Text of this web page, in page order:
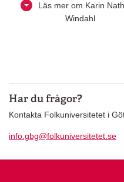
Windahl
Har du frågor?
Kontakta Folkuniversitetet i
info.gbg@folkuniversitetet.se